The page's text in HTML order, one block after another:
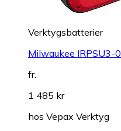
Verktygsbatterier
Milwaukee IRPSU3-0
fr.
1 485 kr
hos Vepax Verktyg